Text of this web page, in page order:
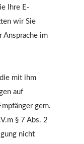
Ihre E-
wir Sie
Ansprache im
mit ihm
auf
gem.
§ 7 Abs. 2
nicht